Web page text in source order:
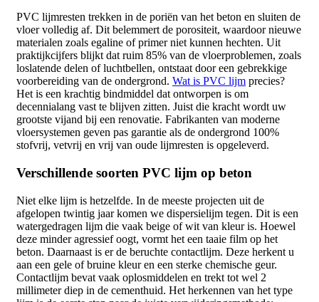
PVC lijmresten trekken in de poriën van het beton en sluiten de
vloer volledig af. Dit belemmert de porositeit, waardoor nieuwe
materialen zoals egaline of primer niet kunnen hechten. Uit
praktijkcijfers blijkt dat ruim 85% van de vloerproblemen, zoals
loslatende delen of luchtbellen, ontstaat door een gebrekkige
voorbereiding van de ondergrond. Wat is PVC lijm precies?
Het is een krachtig bindmiddel dat ontworpen is om
decennialang vast te blijven zitten. Juist die kracht wordt uw
grootste vijand bij een renovatie. Fabrikanten van moderne
vloersystemen geven pas garantie als de ondergrond 100%
stofvrij, vetvrij en vrij van oude lijmresten is opgeleverd.
Verschillende soorten PVC lijm op beton
Niet elke lijm is hetzelfde. In de meeste projecten uit de
afgelopen twintig jaar komen we dispersielijm tegen. Dit is een
watergedragen lijm die vaak beige of wit van kleur is. Hoewel
deze minder agressief oogt, vormt het een taaie film op het
beton. Daarnaast is er de beruchte contactlijm. Deze herkent u
aan een gele of bruine kleur en een sterke chemische geur.
Contactlijm bevat vaak oplosmiddelen en trekt tot wel 2
millimeter diep in de cementhuid. Het herkennen van het type